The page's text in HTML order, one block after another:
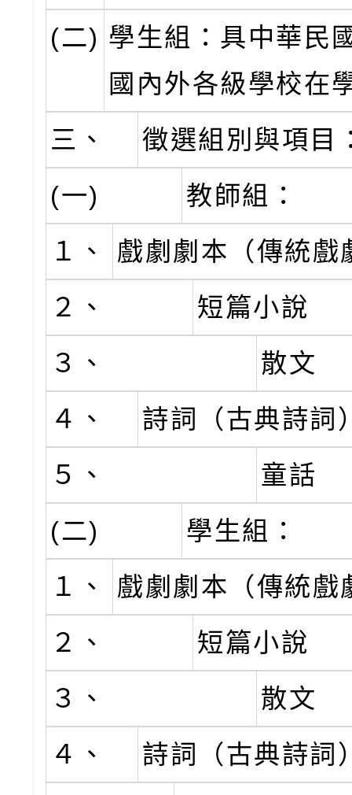
(二) 學生組：具中華民
國內外各級學校在
三、
徵選組別與項目
(一)
教師組：
１、
戲劇劇本（傳統戲
２、
短篇小說
３、
散文
４、
詩詞（古典詩詞
５、
童話
(二)
學生組：
１、
戲劇劇本（傳統戲
２、
短篇小說
３、
散文
４、
詩詞（古典詩詞